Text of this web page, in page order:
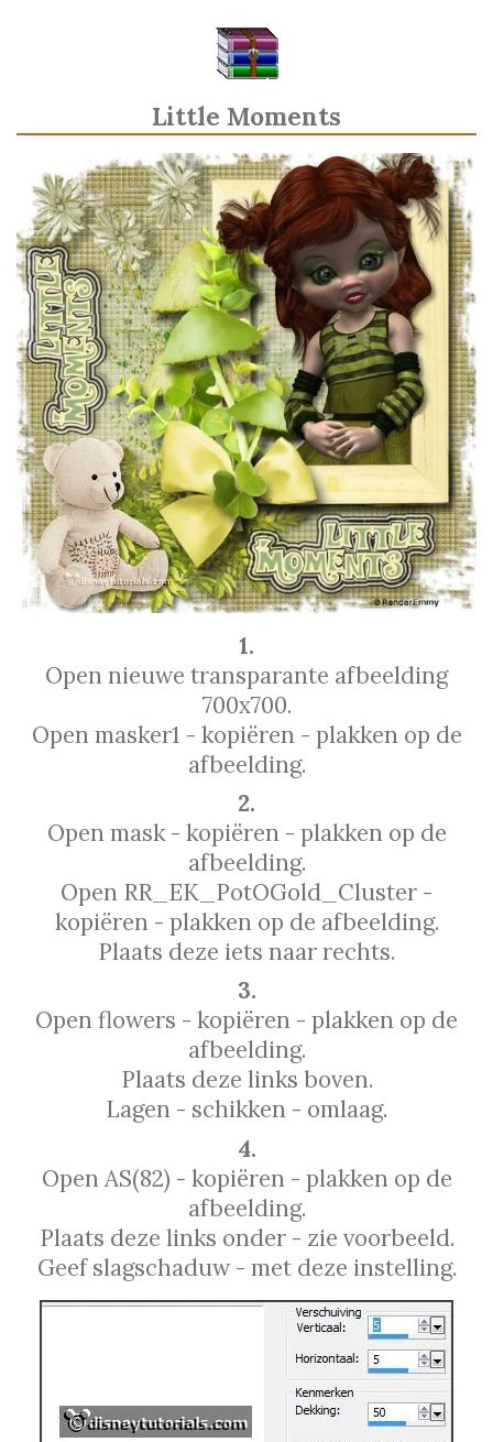
Little Moments
1.
Open nieuwe transparante afbeelding
700x700.
Open masker1 - kopiëren - plakken op de
afbeelding.
2.
Open mask - kopiëren - plakken op de
afbeelding.
Open RR_EK_PotOGold_Cluster -
kopiëren - plakken op de afbeelding.
Plaats deze iets naar rechts.
3.
Open flowers - kopiëren - plakken op de
afbeelding.
Plaats deze links boven.
Lagen - schikken - omlaag.
4.
Open AS(82) - kopiëren - plakken op de
afbeelding.
Plaats deze links onder - zie voorbeeld.
Geef slagschaduw - met deze instelling.